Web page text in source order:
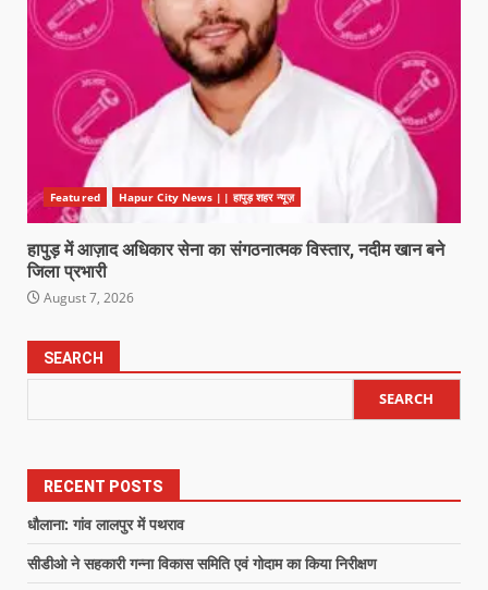
Featured Hapur City News || हापुड़ शहर न्यूज़
हापुड़ में आज़ाद अधिकार सेना का संगठनात्मक विस्तार, नदीम खान बने
जिला प्रभारी
August 7, 2026
SEARCH
SEARCH
RECENT POSTS
धौलाना: गांव लालपुर में पथराव
सीडीओ ने सहकारी गन्ना विकास समिति एवं गोदाम का किया निरीक्षण